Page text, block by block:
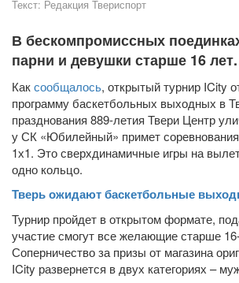
Текст: Редакция Твериспорт
В бескомпромиссных
парни и девушки старше 16 лет.
Каксообщалось, открытый турнир ICity
программу баскетбольных выходных в
празднования 889-летия Твери Центр
у СК «Юбилейный» примет
1х1. Это сверхдинамичные игры на
одно кольцо.
Тверь ожидают баскетбольные
Турнир пройдет в открытом формате,
участие смогут все желающие старше
Соперничество за призы от магазина
ICity развернется в двух категориях –